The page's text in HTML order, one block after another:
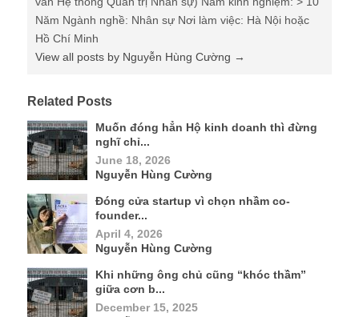
Năm Ngành nghề: Nhân sự Nơi làm việc: Hà Nội hoặc
Hồ Chí Minh
View all posts by Nguyễn Hùng Cường →
Related Posts
Muốn đóng hẳn Hộ kinh doanh thì đừng
nghĩ chỉ...
June 18, 2026
Nguyễn Hùng Cường
Đóng cửa startup vì chọn nhầm co-
founder...
April 4, 2026
Nguyễn Hùng Cường
Khi những ông chủ cũng “khóc thầm”
giữa cơn b...
December 15, 2025